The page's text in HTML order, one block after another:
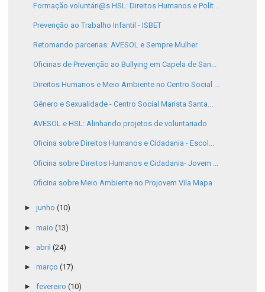
Formação voluntári@s HSL: Direitos Humanos e Polít...
Prevenção ao Trabalho Infantil - ISBET
Retomando parcerias: AVESOL e Sempre Mulher
Oficinas de Prevenção ao Bullying em Capela de San...
Direitos Humanos e Meio Ambiente no Centro Social ...
Gênero e Sexualidade - Centro Social Marista Santa...
AVESOL e HSL: Alinhando projetos de voluntariado
Oficina sobre Direitos Humanos e Cidadania - Escol...
Oficina sobre Direitos Humanos e Cidadania- Jovem ...
Oficina sobre Meio Ambiente no Projovem Vila Mapa
► junho (10)
► maio (13)
► abril (24)
► março (17)
► fevereiro (10)